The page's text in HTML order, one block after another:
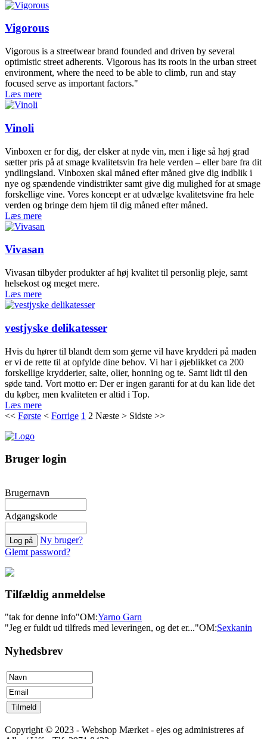
Vigorous
Vigorous is a streetwear brand founded and driven by several
optimistic street adherents. Vigorous has its roots in the urban street
environment, where the need to be able to climb, run and stay
focused serve as important factors."
Læs mere
Vinoli
Vinboxen er for dig, der elsker at nyde vin, men i lige så høj grad
sætter pris på at smage kvalitetsvin fra hele verden – eller bare fra dit
yndlingsland. Vinboxen skal måned efter måned give dig indblik i
nye og spændende vindistrikter samt give dig mulighed for at smage
forskellige vine. Vores koncept er at udvælge kvalitetsvine fra hele
verden og bringe dem hjem til dig måned efter måned.
Læs mere
Vivasan
Vivasan tilbyder produkter af høj kvalitet til personlig pleje, samt
helsekost og meget mere.
Læs mere
vestjyske delikatesser
Hvis du hører til blandt dem som gerne vil have krydderi på maden
er vi de rette til at opfylde dine behov. Vi har i øjeblikket ca 200
forskellige krydderier, salte, olier, honning og te. Samt lidt til den
søde tand. Vort motto er: Der er ingen garanti for at du kan lide det
du køber, men kvaliteten er altid i Top.
Læs mere
<< Første < Forrige 1 2 Næste > Sidste >>
Bruger login
Brugernavn
Adgangskode
Ny bruger?
Glemt password?
Tilfældig anmeldelse
"tak for denne info"OM:Yarno Garn
"Jeg er fuldt ud tilfreds med leveringen, og det er..."OM:Sexkanin
Nyhedsbrev
Copyright © 2023 - Webshop Mærket - ejes og administreres af